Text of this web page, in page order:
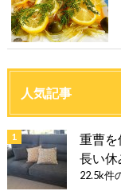
人気記事
重曹を
長い休
22.5k件